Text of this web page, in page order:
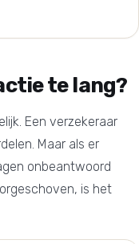
te lang?
Een verzekeraar
Maar als er
onbeantwoord
is het